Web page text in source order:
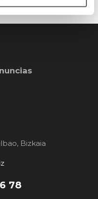
Bizkaia
78